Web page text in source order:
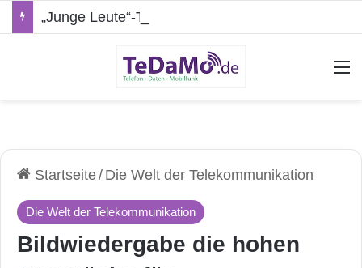
Startseite/ Die Welt der Telekommunikation
Die Welt der Telekommunikation
Bildwiedergabe die hohen